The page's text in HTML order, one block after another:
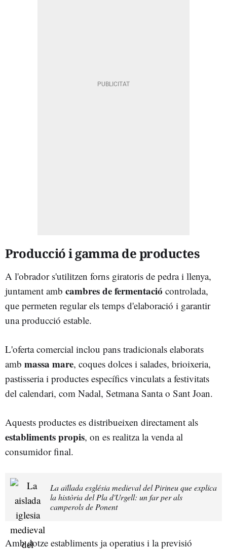
Producció i gamma de productes
A l'obrador s'utilitzen forns giratoris de pedra i llenya,
juntament amb cambres de fermentació controlada,
que permeten regular els temps d'elaboració i garantir
una producció estable.
L'oferta comercial inclou pans tradicionals elaborats
amb massa mare, coques dolces i salades, brioixeria,
pastisseria i productes específics vinculats a festivitats
del calendari, com Nadal, Setmana Santa o Sant Joan.
Aquests productes es distribueixen directament als
establiments propis, on es realitza la venda al
consumidor final.
La aïllada església medieval del Pirineu que explica
la història del Pla d'Urgell: un far per als
camperols de Ponent
Amb dotze establiments ja operatius i la previsió